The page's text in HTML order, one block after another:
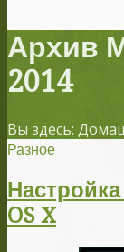
Архив
2014
Вы здесь:
Разное
OS X